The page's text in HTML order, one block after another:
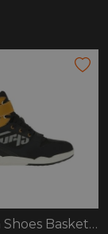
Furygan Shoes Basket Get Down